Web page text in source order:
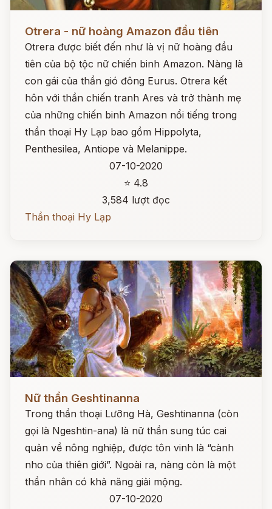
Otrera - nữ hoàng Amazon đầu tiên
Otrera được biết đến như là vị nữ hoàng đầu
tiên của bộ tộc nữ chiến binh Amazon. Nàng là
con gái của thần gió đông Eurus. Otrera kết
hôn với thần chiến tranh Ares và trở thành mẹ
của những chiến binh Amazon nổi tiếng trong
thần thoại Hy Lạp bao gồm Hippolyta,
Penthesilea, Antiope và Melanippe.
07-10-2020
⭐ 4.8
3,584 lượt đọc
Thần thoại Hy Lạp
Nữ thần Geshtinanna
Trong thần thoại Lưỡng Hà, Geshtinanna (còn
gọi là Ngeshtin-ana) là nữ thần sung túc cai
quản về nông nghiệp, được tôn vinh là “cành
nho của thiên giới”. Ngoài ra, nàng còn là một
thần nhân có khả năng giải mộng.
07-10-2020